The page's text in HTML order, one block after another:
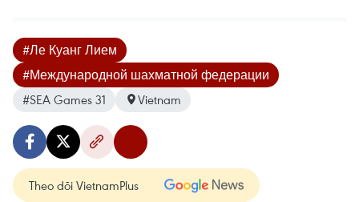
#Ле Куанг Лием
#Международной шахматной федерации
#SEA Games 31
Vietnam
Theo dõi VietnamPlus